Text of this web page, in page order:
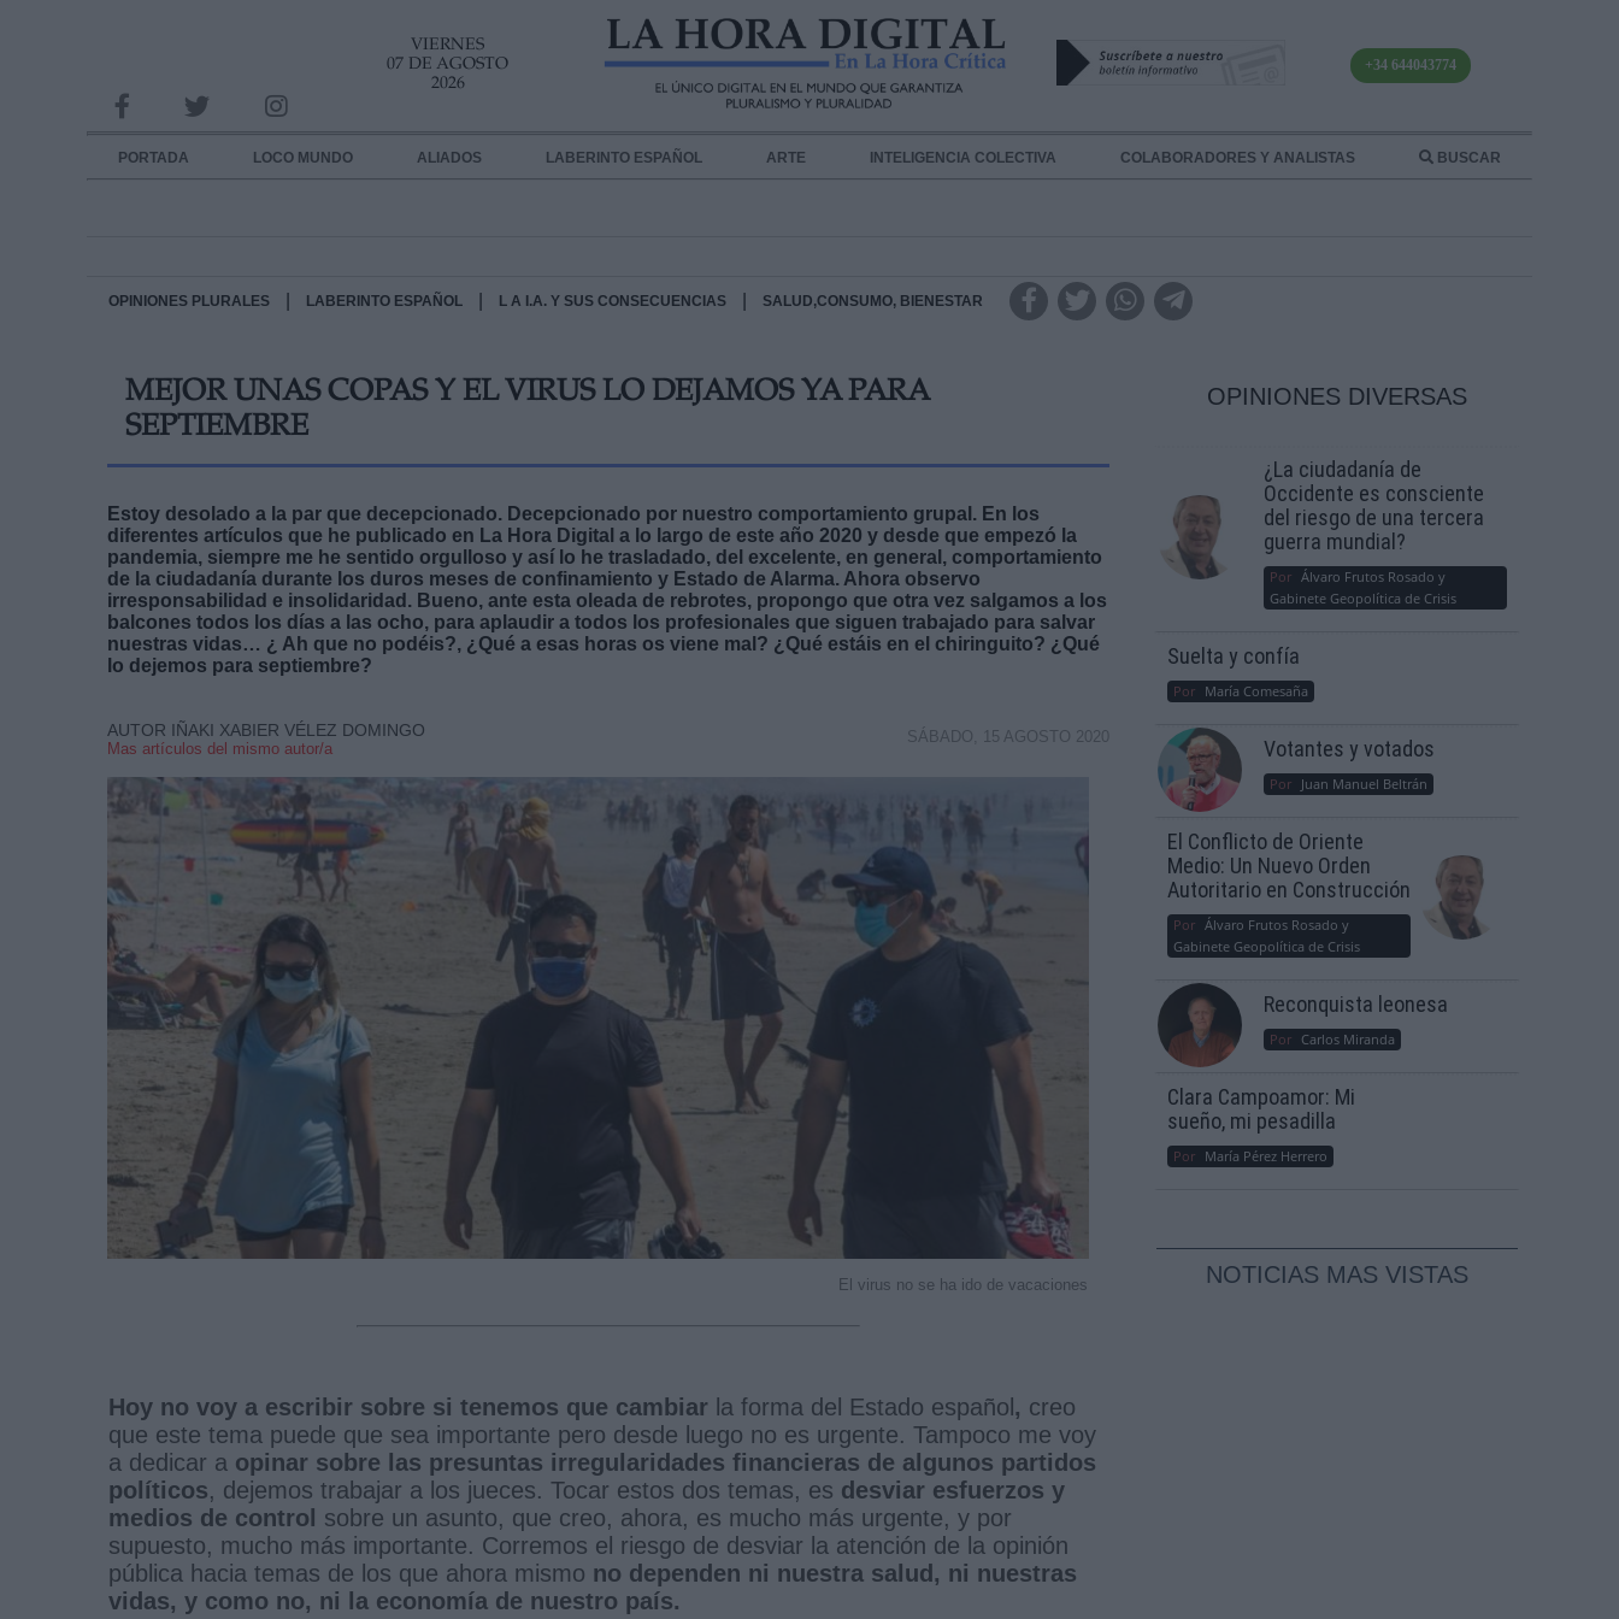
VIERNES
07 DE AGOSTO
2026
+34 644043774
PORTADA LOCO MUNDO ALIADOS LABERINTO ESPAÑOL ARTE INTELIGENCIA COLECTIVA COLABORADORES Y ANALISTAS BUSCAR
OPINIONES PLURALES LABERINTO ESPAÑOL L A I.A. Y SUS CONSECUENCIAS SALUD,CONSUMO, BIENESTAR
MEJOR UNAS COPAS Y EL VIRUS LO DEJAMOS YA PARA
SEPTIEMBRE
Estoy desolado a la par que decepcionado. Decepcionado por nuestro comportamiento grupal. En los
diferentes artículos que he publicado en La Hora Digita l a lo largo de este año 2020 y desde que empezó la
pandemia, siempre me he sentido orgulloso y así lo he trasladado, del excelente, en general, comportamiento
de la ciudadanía durante los duros meses de confinamiento y Estado de Alarma. Ahora observo
irresponsabilidad e insolidaridad. Bueno, ante esta oleada de rebrotes, propongo que otra vez salgamos a los
balcones todos los días a las ocho, para aplaudir a todos los profesionales que siguen trabajado para salvar
nuestras vidas… ¿ Ah que no podéis?, ¿Qué a esas horas os viene mal? ¿Qué estáis en el chiringuito? ¿Qué
lo dejemos para septiembre?
AUTOR IÑAKI XABIER VÉLEZ DOMINGO
Mas artículos del mismo autor/a
SÁBADO, 15 AGOSTO 2020
El virus no se ha ido de vacaciones
Hoy no voy a escribir sobre si tenemos que cambiar la forma del Estado español, creo
que este tema puede que sea importante pero desde luego no es urgente. Tampoco me voy
a dedicar a opinar sobre las presuntas irregularidades financieras de algunos partidos
políticos, dejemos trabajar a los jueces. Tocar estos dos temas, es desviar esfuerzos y
medios de control sobre un asunto, que creo, ahora, es mucho más urgente, y por
supuesto, mucho más importante. Corremos el riesgo de desviar la atención de la opinión
pública hacia temas de los que ahora mismo no dependen ni nuestra salud, ni nuestras
vidas, y como no, ni la economía de nuestro país.
OPINIONES DIVERSAS
¿La ciudadanía de
Occidente es consciente
del riesgo de una tercera
guerra mundial?
Por Álvaro Frutos Rosado y
Gabinete Geopolítica de Crisis
Suelta y confía
Por María Comesaña
Votantes y votados
Por Juan Manuel Beltrán
El Conflicto de Oriente
Medio: Un Nuevo Orden
Autoritario en Construcción
Por Álvaro Frutos Rosado y
Gabinete Geopolítica de Crisis
Reconquista leonesa
Por Carlos Miranda
Clara Campoamor: Mi
sueño, mi pesadilla
Por María Pérez Herrero
NOTICIAS MAS VISTAS
INFORMACION SOBRE LA PROTECCIÓN DE TUS DATOS
Responsable:
Destinatarios:
link
Información adicional
link